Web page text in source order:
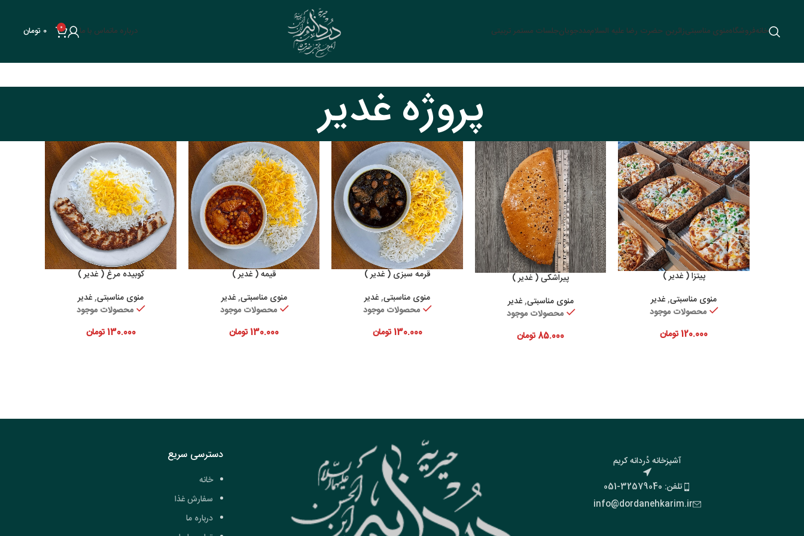
خانهفروشگاهمنوی مناسبتیزائرین حضرت رضا علیه السلاممددجویانجلسات مستمر تربیتی درباره ماتماس با ما 0
0 تومان
پروژه غدیر
افزودن به سبد خرید
پیتزا ( غدیر )
منوی مناسبتی,غدیر
محصولات موجود
120.000تومان
افزودن به سبد خرید
پیراشکی ( غدیر )
منوی مناسبتی,غدیر
محصولات موجود
85.000تومان
افزودن به سبد خرید
قرمه سبزی ( غدیر )
منوی مناسبتی,غدیر
محصولات موجود
130.000تومان
افزودن به سبد خرید
قیمه ( غدیر )
منوی مناسبتی,غدیر
محصولات موجود
130.000تومان
افزودن به سبد خرید
کوبیده مرغ ( غدیر )
منوی مناسبتی,غدیر
محصولات موجود
130.000تومان
آشپزخانه دُردانه کریم
تلفن: 32579040-051
info@dordanehkarim.ir
دسترسی سریع
خانه
سفارش غذا
درباره ما